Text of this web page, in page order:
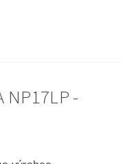
NP17LP -